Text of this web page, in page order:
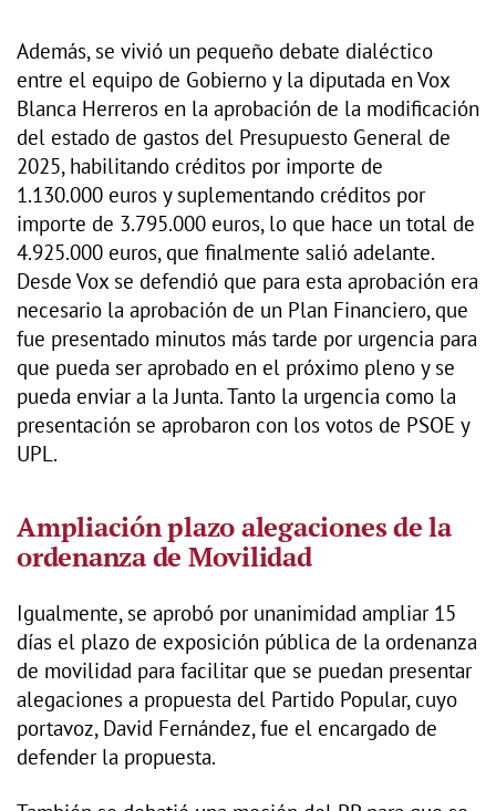
Además, se vivió un pequeño debate dialéctico
entre el equipo de Gobierno y la diputada en Vox
Blanca Herreros en la aprobación de la modificación
del estado de gastos del Presupuesto General de
2025, habilitando créditos por importe de
1.130.000 euros y suplementando créditos por
importe de 3.795.000 euros, lo que hace un total de
4.925.000 euros, que finalmente salió adelante.
Desde Vox se defendió que para esta aprobación era
necesario la aprobación de un Plan Financiero, que
fue presentado minutos más tarde por urgencia para
que pueda ser aprobado en el próximo pleno y se
pueda enviar a la Junta. Tanto la urgencia como la
presentación se aprobaron con los votos de PSOE y
UPL.
Ampliación plazo alegaciones de la
ordenanza de Movilidad
Igualmente, se aprobó por unanimidad ampliar 15
días el plazo de exposición pública de la ordenanza
de movilidad para facilitar que se puedan presentar
alegaciones a propuesta del Partido Popular, cuyo
portavoz, David Fernández, fue el encargado de
defender la propuesta.